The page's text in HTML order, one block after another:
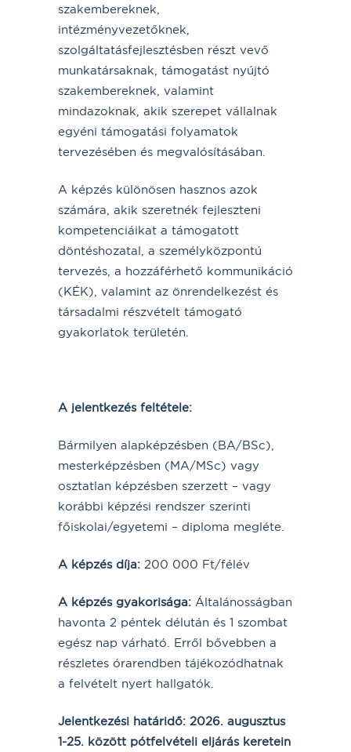
szakembereknek,
intézményvezetőknek,
szolgáltatásfejlesztésben részt vevő
munkatársaknak, támogatást nyújtó
szakembereknek, valamint
mindazoknak, akik szerepet vállalnak
egyéni támogatási folyamatok
tervezésében és megvalósításában.
A képzés különösen hasznos azok
számára, akik szeretnék fejleszteni
kompetenciáikat a támogatott
döntéshozatal, a személyközpontú
tervezés, a hozzáférhető kommunikáció
(KÉK), valamint az önrendelkezést és
társadalmi részvételt támogató
gyakorlatok területén.
A jelentkezés feltétele:
Bármilyen alapképzésben (BA/BSc),
mesterképzésben (MA/MSc) vagy
osztatlan képzésben szerzett – vagy
korábbi képzési rendszer szerinti
főiskolai/egyetemi – diploma megléte.
A képzés díja: 200 000 Ft/félév
A képzés gyakorisága: Általánosságban
havonta 2 péntek délután és 1 szombat
egész nap várható. Erről bővebben a
részletes órarendben tájékozódhatnak
a felvételt nyert hallgatók.
Jelentkezési határidő: 2026. augusztus
1-25. között pótfelvételi eljárás keretein